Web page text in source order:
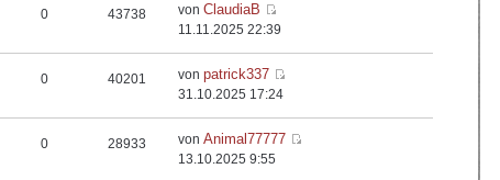
0 43738 vonClaudiaB
11.11.2025 22:39
0 40201 vonpatrick337
31.10.2025 17:24
0 28933 vonAnimal77777
13.10.2025 9:55